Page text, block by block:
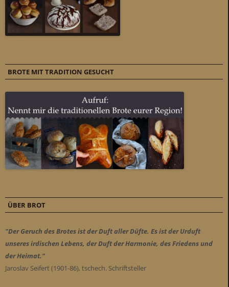
BROTE MIT TRADITION GESUCHT
ÜBER BROT
"Der Geruch des Brotes ist der Duft aller Düfte. Es ist der Urduft
unseres irdischen Lebens, der Duft der Harmonie, des Friedens und
der Heimat."
Jaroslav Seifert (1901-86), tschech. Schriftsteller